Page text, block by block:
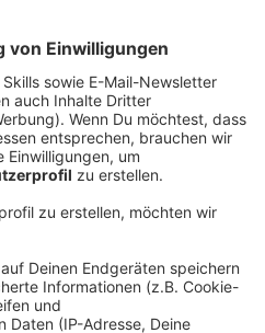
kann zurzeit keinen